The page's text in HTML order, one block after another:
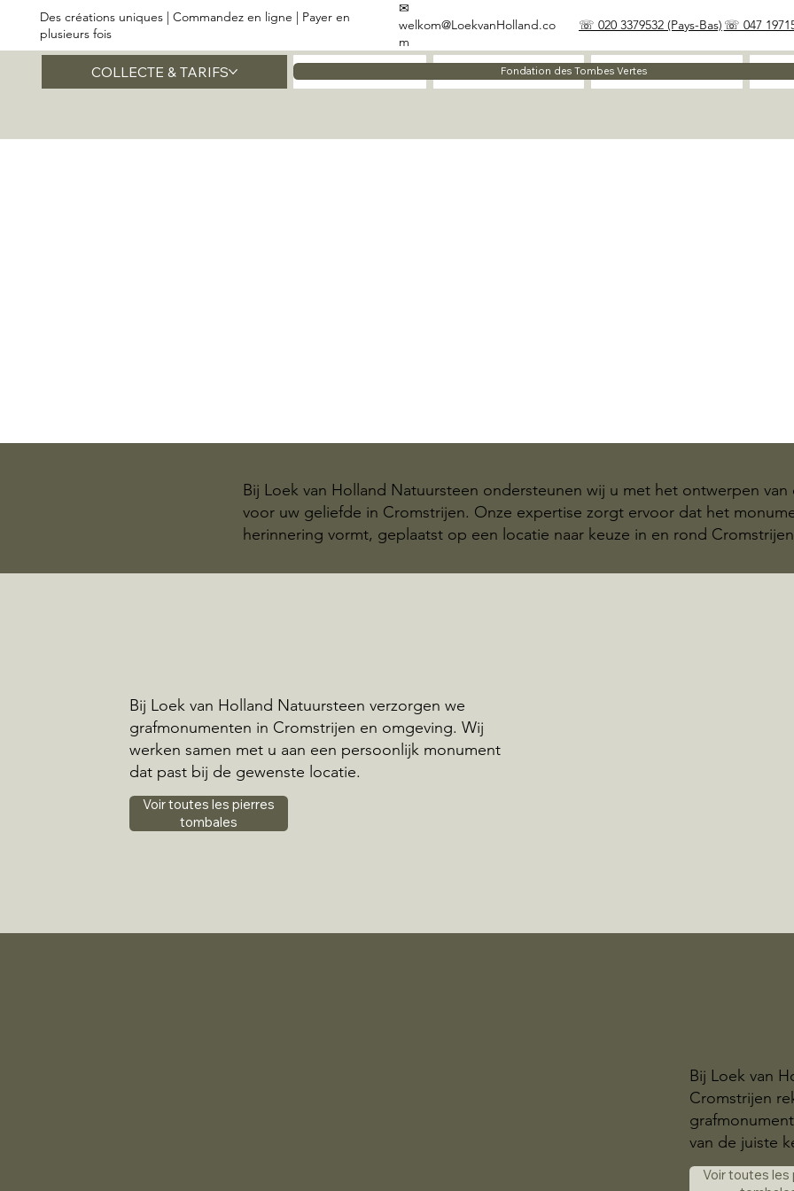
Des créations uniques | Commandez en ligne | Payer en
plusieurs fois
☏ 020 3379532 (Pays-Bas) ☏ 047
✉
welkom@LoekvanHolland.co
m
COLLECTE & TARIFS À propos Matériaux
Fondation des Tombes Vertes
Bij Loek van Holland Natuursteen ondersteunen wij u met het ontwerpen
voor uw geliefde in Cromstrijen. Onze expertise zorgt ervoor dat het
herinnering vormt, geplaatst op een locatie naar keuze in en rond
Bij Loek van Holland Natuursteen verzorgen we
grafmonumenten in Cromstrijen en omgeving. Wij
werken samen met u aan een persoonlijk monument
dat past bij de gewenste locatie.
Voir toutes les pierres
tombales
Bij Loek van
Cromstrijen
van de juiste
Voir toutes les